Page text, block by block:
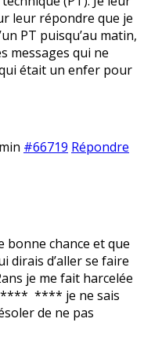
leur répondre que je
PT puisqu’au matin,
messages qui ne
était un enfer pour
#66719 Répondre
bonne chance et que
d’aller se faire
je me fait harcelée
**** je ne sais
de ne pas